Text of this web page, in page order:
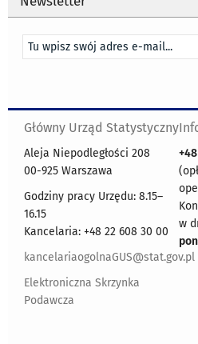
Główny Urząd Statystyczny
Aleja Niepodległości 208
00-925 Warszawa
Godziny pracy Urzędu: 8.15–
16.15
Kancelaria: +48 22 608 30 00
kancelariaogolnaGUS@stat.gov.pl
Elektroniczna Skrzynka
Podawcza
+48
w
pon